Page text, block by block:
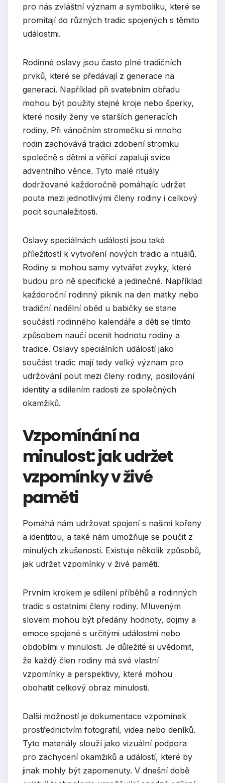
pro nás zvláštní význam a symboliku, které se
promítají do různých tradic spojených s těmito
událostmi.
Rodinné oslavy jsou často plné tradičních
prvků, které se předávají z generace na
generaci. Například při svatebním obřadu
mohou být použity stejné kroje nebo šperky,
které nosily ženy ve starších generacích
rodiny. Při vánočním stromečku si mnoho
rodin zachovává tradici zdobení stromku
společně s dětmi a věřící zapalují svíce
adventního věnce. Tyto malé rituály
dodržované každoročně pomáhajíc udržet
pouta mezi jednotlivými členy rodiny i celkový
pocit sounaležitosti.
Oslavy speciálnách událostí jsou také
příležitostí k vytvoření nových tradic a rituálů.
Rodiny si mohou samy vytvářet zvyky, které
budou pro ně specifické a jedinečné. Například
každoroční rodinný piknik na den matky nebo
tradiční nedělní oběd u babičky se stane
součástí rodinného kalendáře a děti se tímto
způsobem naučí ocenit hodnotu rodiny a
tradice. Oslavy speciálních událostí jako
součást tradic mají tedy velký význam pro
udržování pout mezi členy rodiny, posilování
identity a sdílením radosti ze společných
okamžiků.
Vzpomínání na
minulost: jak udržet
vzpomínky v živé
paměti
Pomáhá nám udržovat spojení s našimi kořeny
a identitou, a také nám umožňuje se poučit z
minulých zkušeností. Existuje několik způsobů,
jak udržet vzpomínky v živé paměti.
Prvním krokem je sdílení příběhů a rodinných
tradic s ostatními členy rodiny. Mluveným
slovem mohou být předány hodnoty, dojmy a
emoce spojené s určitými událostmi nebo
obdobími v minulosti. Je důležité si uvědomit,
že každý člen rodiny má své vlastní
vzpomínky a perspektivy, které mohou
obohatit celkový obraz minulosti.
Další možností je dokumentace vzpomínek
prostřednictvím fotografií, videa nebo deníků.
Tyto materiály slouží jako vizuální podpora
pro zachycení okamžiků a událostí, které by
jinak mohly být zapomenuty. V dnešní době